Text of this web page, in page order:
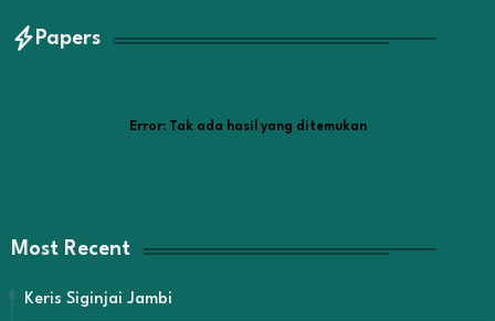
Papers
Error:Tak ada hasil yang ditemukan
Most Recent
Keris Siginjai Jambi